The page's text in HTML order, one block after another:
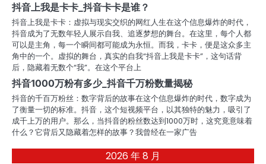
抖音上我是卡卡_抖音卡卡是谁？
抖音上我是卡卡：虚拟与现实交织的网红人生在这个信息爆炸的时代，
抖音成为了无数年轻人展示自我、追逐梦想的舞台。在这里，每个人都
可以是主角，每一个瞬间都可能成为永恒。而我，卡卡，便是这众多主
角中的一个。虚拟的舞台，真实的自我“抖音上我是卡卡”，这句话背
后，隐藏着无数个“我”。在这个平台上
抖音1000万粉有多少_抖音千万粉数量揭秘
抖音的千百万粉丝：数字背后的故事在这个信息爆炸的时代，数字成为
了衡量一切的标准。抖音，这个短视频平台，以其独特的魅力，吸引了
成千上万的用户。那么，当抖音的粉丝数达到1000万时，这究竟意味着
什么？它背后又隐藏着怎样的故事？我曾经在一家广告
2026 年 8 月